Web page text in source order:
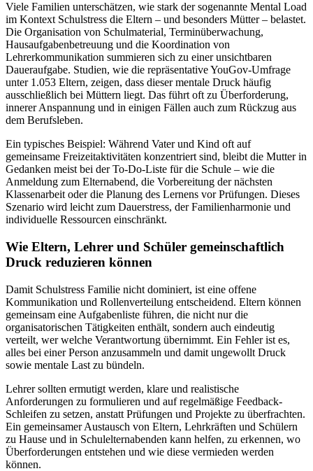
Viele Familien unterschätzen, wie stark der sogenannte Mental Load
im Kontext Schulstress die Eltern – und besonders Mütter – belastet.
Die Organisation von Schulmaterial, Terminüberwachung,
Hausaufgabenbetreuung und die Koordination von
Lehrerkommunikation summieren sich zu einer unsichtbaren
Daueraufgabe. Studien, wie die repräsentative YouGov-Umfrage
unter 1.053 Eltern, zeigen, dass dieser mentale Druck häufig
ausschließlich bei Müttern liegt. Das führt oft zu Überforderung,
innerer Anspannung und in einigen Fällen auch zum Rückzug aus
dem Berufsleben.
Ein typisches Beispiel: Während Vater und Kind oft auf
gemeinsame Freizeitaktivitäten konzentriert sind, bleibt die Mutter in
Gedanken meist bei der To-Do-Liste für die Schule – wie die
Anmeldung zum Elternabend, die Vorbereitung der nächsten
Klassenarbeit oder die Planung des Lernens vor Prüfungen. Dieses
Szenario wird leicht zum Dauerstress, der Familienharmonie und
individuelle Ressourcen einschränkt.
Wie Eltern, Lehrer und Schüler gemeinschaftlich
Druck reduzieren können
Damit Schulstress Familie nicht dominiert, ist eine offene
Kommunikation und Rollenverteilung entscheidend. Eltern können
gemeinsam eine Aufgabenliste führen, die nicht nur die
organisatorischen Tätigkeiten enthält, sondern auch eindeutig
verteilt, wer welche Verantwortung übernimmt. Ein Fehler ist es,
alles bei einer Person anzusammeln und damit ungewollt Druck
sowie mentale Last zu bündeln.
Lehrer sollten ermutigt werden, klare und realistische
Anforderungen zu formulieren und auf regelmäßige Feedback-
Schleifen zu setzen, anstatt Prüfungen und Projekte zu überfrachten.
Ein gemeinsamer Austausch von Eltern, Lehrkräften und Schülern
zu Hause und in Schulelternabenden kann helfen, zu erkennen, wo
Überforderungen entstehen und wie diese vermieden werden
können.